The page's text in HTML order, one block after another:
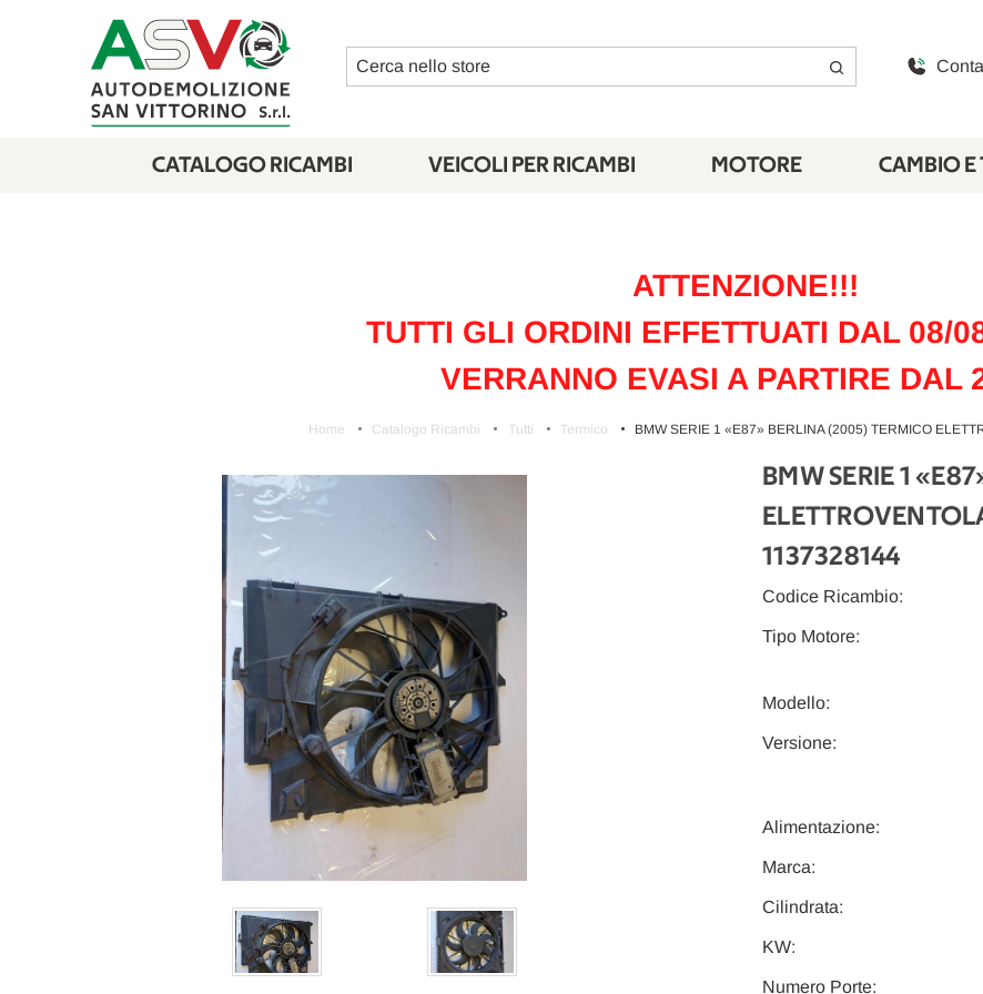
Cerca
CATALOGO RICAMBI VEICOLI PER RICAMBI MOTORE CAMBIO E
ATTENZIONE!!!
TUTTI GLI ORDINI EFFETTUATI DAL 08/
VERRANNO EVASI A PARTIRE DAL
Home Catalogo Ricambi Tutti Termico BMW SERIE 1 «E87» BERLINA (2005) TERMICO
BMW SERIE 1
1137328144
Modello:
Versione:
Codice Ricambio:
Cilindrata:
Alimentazione:
Tipo Motore:
Marca:
KW:
Numero Porte: